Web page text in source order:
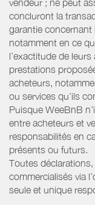
vendeur ; ne peut
concluront la
garantie concernant
notamment en ce
l’exactitude de
prestations
acheteurs,
ou services qu’ils
Puisque WeeBnB
entre acheteurs et
responsabilités en
présents ou futurs.
Toutes
commercialisés via
seule et unique